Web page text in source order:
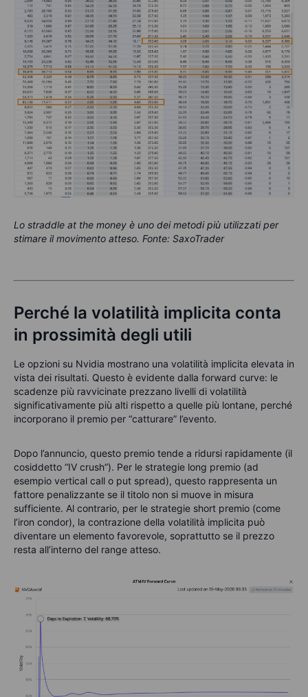
Lo straddle at the money è uno dei metodi più utilizzati per
stimare il movimento atteso. Fonte: SaxoTrader
Perché la volatilità implicita conta
in prossimità degli utili
Le opzioni su Nvidia mostrano una volatilità implicita elevata in
vista dei risultati. Questo è evidente dalla forward curve: le
scadenze più ravvicinate prezzano livelli di volatilità
significativamente più alti rispetto a quelle più lontane, perché
incorporano il premio per “catturare” l’evento.
Dopo l’annuncio, questo premio tende a ridursi rapidamente (il
cosiddetto “IV crush”). Per le strategie long premio (ad
esempio vertical call o put spread), questo rappresenta un
fattore penalizzante se il titolo non si muove in misura
sufficiente. Al contrario, per le strategie short premio (come
l’iron condor), la contrazione della volatilità implicita può
diventare un elemento favorevole, soprattutto se il prezzo
resta all’interno del range atteso.